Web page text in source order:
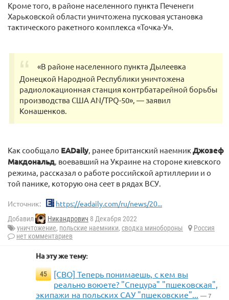
Кроме того, в районе населенного пункта Печенеги
Харьковской области уничтожена пусковая установка
тактического ракетного комплекса «Точка-У».
«В районе населенного пункта Дылеевка
Донецкой Народной Республики уничтожена
радиолокационная станция контрбатарейной борьбы
производства США AN/TPQ-50», — заявил
Конашенков.
Как сообщало EADaily, ранее британский наемникДжозеф
Макдональд, воевавший на Украине на стороне киевского
режима, рассказал о работе российской артиллерии и о
той панике, которую она сеет в рядах ВСУ.
Источник: https://eadaily.com/ru/news/20...
Добавил Никандрович 8 Декабря 2022
уничтожение, польские наемники, сводка минобороны
Россия
нет комментариев
На эту же тему:
45
[СВО] Теперь понимаешь, с кем вы
реально воюете? "Спецура" "пшековская",
экипажи на польских САУ "пшековские"...
— 7